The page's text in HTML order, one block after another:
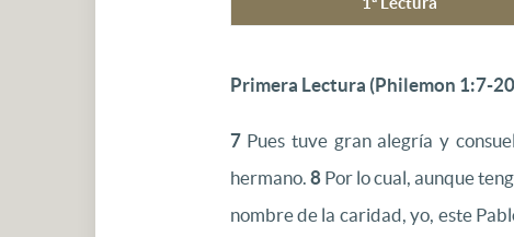
Primera Lectura (Philemon 1:7-
7Pues tuve gran alegría y
hermano. 8Por lo cual, aunque
nombre de la caridad, yo, este